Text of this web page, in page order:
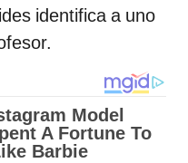
identifica a uno